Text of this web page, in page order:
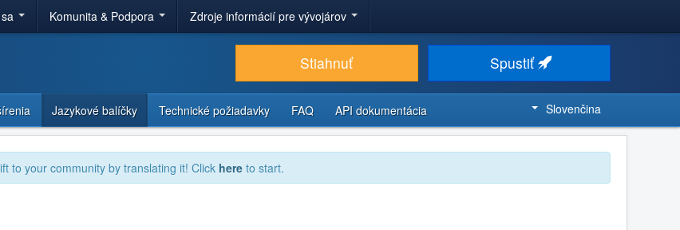
Komunita & Podpora Zdroje informácií pre vývojárov
Stiahnuť Spustiť
Jazykové balíčky Technické požiadavky FAQ API dokumentácia Slovenčina
to your community by translating it! Click here to start.